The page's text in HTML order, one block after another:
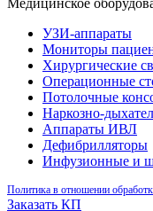
Медицинское
УЗИ-аппараты
Мониторы
Хирургические
Операционные
Потолочные
Наркозно-
Аппараты ИВЛ
Дефибрилляторы
Инфузионные и
Политика в отношении
Заказать КП